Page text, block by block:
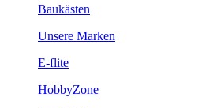
Baukästen
Unsere Marken
E-flite
HobbyZone